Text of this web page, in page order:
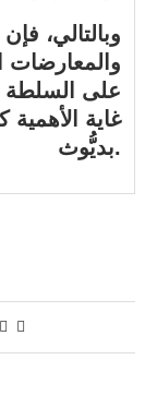
وبالتالي،
والمعارضات
على السلطة
غاية الأهمية
بديُّوث.